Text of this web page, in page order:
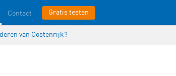
Contact Gratis testen
van Oostenrijk?